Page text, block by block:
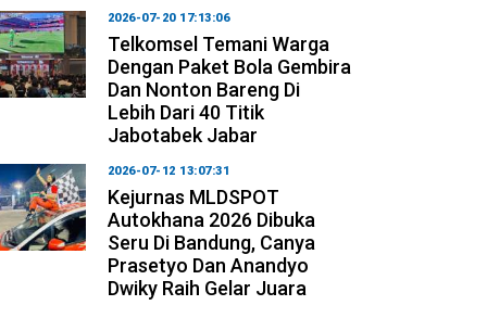
2026-07-20 17:13:06
Telkomsel Temani Warga
Dengan Paket Bola Gembira
Dan Nonton Bareng Di
Lebih Dari 40 Titik
Jabotabek Jabar
2026-07-12 13:07:31
Kejurnas MLDSPOT
Autokhana 2026 Dibuka
Seru Di Bandung, Canya
Prasetyo Dan Anandyo
Dwiky Raih Gelar Juara